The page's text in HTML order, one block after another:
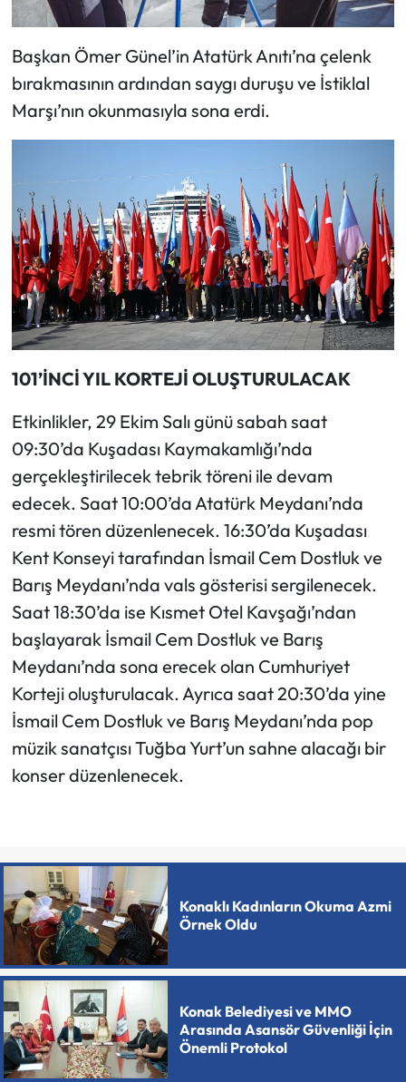
Başkan Ömer Günel’in Atatürk Anıtı’na çelenk
bırakmasının ardından saygı duruşu ve İstiklal
Marşı’nın okunmasıyla sona erdi.
101’İNCİ YIL KORTEJİ OLUŞTURULACAK
Etkinlikler, 29 Ekim Salı günü sabah saat
09:30’da Kuşadası Kaymakamlığı’nda
gerçekleştirilecek tebrik töreni ile devam
edecek. Saat 10:00’da Atatürk Meydanı’nda
resmi tören düzenlenecek. 16:30’da Kuşadası
Kent Konseyi tarafından İsmail Cem Dostluk ve
Barış Meydanı’nda vals gösterisi sergilenecek.
Saat 18:30’da ise Kısmet Otel Kavşağı’ndan
başlayarak İsmail Cem Dostluk ve Barış
Meydanı’nda sona erecek olan Cumhuriyet
Korteji oluşturulacak. Ayrıca saat 20:30’da yine
İsmail Cem Dostluk ve Barış Meydanı’nda pop
müzik sanatçısı Tuğba Yurt’un sahne alacağı bir
konser düzenlenecek.
Konaklı Kadınların Okuma Azmi
Örnek Oldu
Konak Belediyesi ve MMO
Arasında Asansör Güvenliği İçin
Önemli Protokol